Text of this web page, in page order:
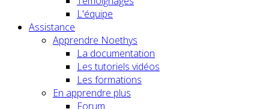
L'équipe
Assistance
Apprendre Noethys
La documentation
Les tutoriels vidéos
Les formations
En apprendre plus
Forum